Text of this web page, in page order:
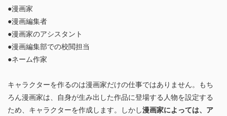
●漫画家
●漫画編集者
●漫画家のアシスタント
●漫画編集部での校閲担当
●ネーム作家
キャラクターを作るのは漫画家だけの仕事ではありません。もち
ろん漫画家は、自身が生み出した作品に登場する人物を設定する
ため、キャラクターを作成します。しかし漫画家によっては、ア